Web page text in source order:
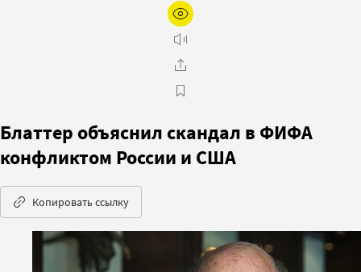
Блаттер объяснил скандал в ФИФА
конфликтом России и США
Копировать ссылку